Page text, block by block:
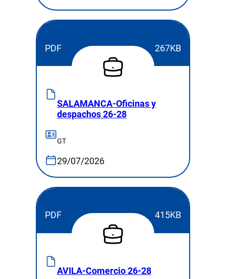
PDF 267KB
SALAMANCA-Oficinas y
despachos 26-28
GT
29/07/2026
PDF 415KB
AVILA-Comercio 26-28